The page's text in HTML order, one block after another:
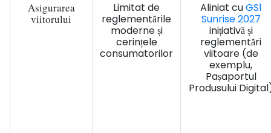
Asigurarea
viitorului
Limitat de
reglementările
moderne și
cerințele
consumatorilor
Aliniat cuGS1
Sunrise 2027
inițiativă și
reglementări
viitoare (de
exemplu,
Pașaportul
Produsului